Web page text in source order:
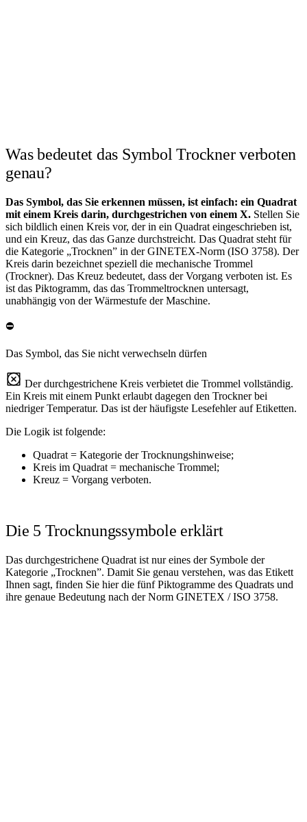
Was bedeutet das Symbol Trockner verboten
genau?
Das Symbol, das Sie erkennen müssen, ist einfach: ein Quadrat
mit einem Kreis darin, durchgestrichen von einem X. Stellen Sie
sich bildlich einen Kreis vor, der in ein Quadrat eingeschrieben ist,
und ein Kreuz, das das Ganze durchstreicht. Das Quadrat steht für
die Kategorie „Trocknen” in der GINETEX-Norm (ISO 3758). Der
Kreis darin bezeichnet speziell die mechanische Trommel
(Trockner). Das Kreuz bedeutet, dass der Vorgang verboten ist. Es
ist das Piktogramm, das das Trommeltrocknen untersagt,
unabhängig von der Wärmestufe der Maschine.
⛔
Das Symbol, das Sie nicht verwechseln dürfen
Der durchgestrichene Kreis verbietet die Trommel vollständig.
Ein Kreis mit einem Punkt erlaubt dagegen den Trockner bei
niedriger Temperatur. Das ist der häufigste Lesefehler auf Etiketten.
Die Logik ist folgende:
Quadrat = Kategorie der Trocknungshinweise;
Kreis im Quadrat = mechanische Trommel;
Kreuz = Vorgang verboten.
Die 5 Trocknungssymbole erklärt
Das durchgestrichene Quadrat ist nur eines der Symbole der
Kategorie „Trocknen”. Damit Sie genau verstehen, was das Etikett
Ihnen sagt, finden Sie hier die fünf Piktogramme des Quadrats und
ihre genaue Bedeutung nach der Norm GINETEX / ISO 3758.